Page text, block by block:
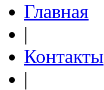
Главная
|
Контакты
|